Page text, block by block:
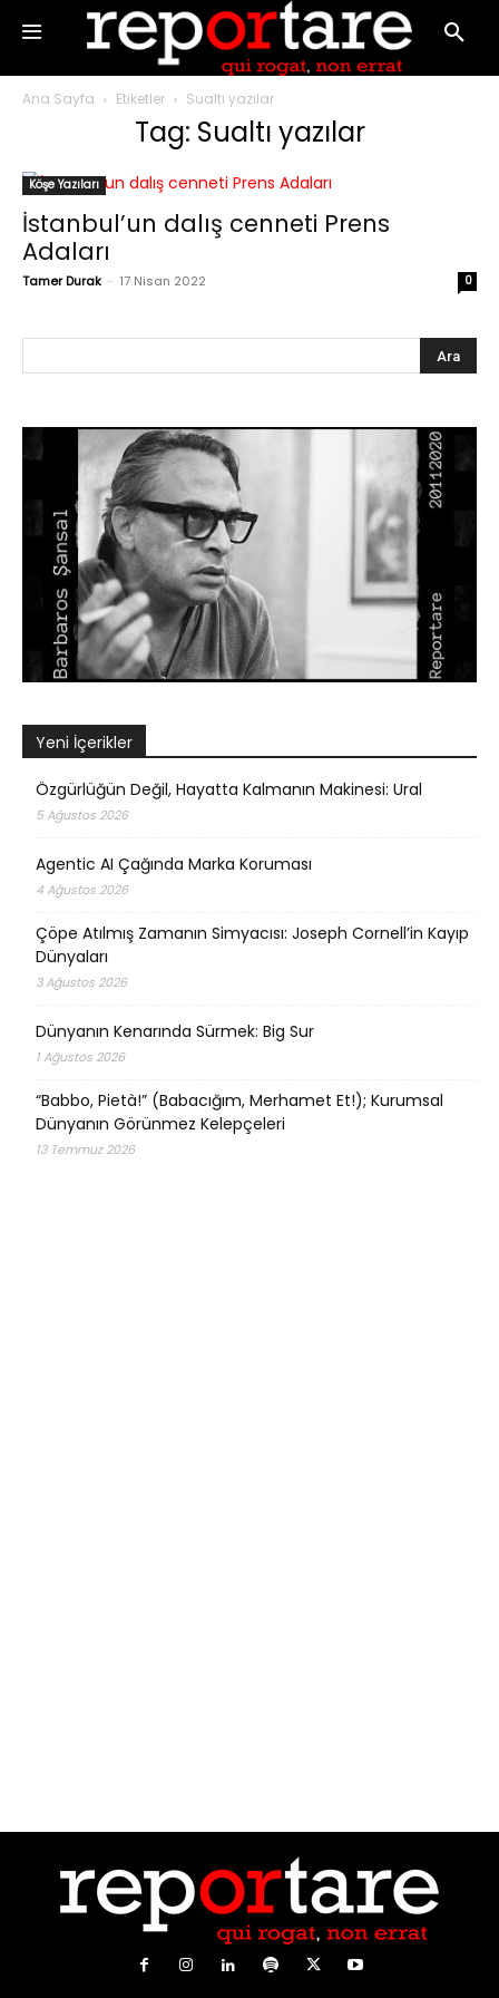
Ana Sayfa Etiketler Sualtı yazılar
Tag: Sualtı yazılar
Köşe Yazıları
İstanbul’un dalış cenneti Prens
Adaları
Tamer Durak - 17 Nisan 2022 0
Yeni İçerikler
Özgürlüğün Değil, Hayatta Kalmanın Makinesi: Ural
5 Ağustos 2026
Agentic AI Çağında Marka Koruması
4 Ağustos 2026
Çöpe Atılmış Zamanın Simyacısı: Joseph Cornell’in Kayıp
Dünyaları
3 Ağustos 2026
Dünyanın Kenarında Sürmek: Big Sur
1 Ağustos 2026
“Babbo, Pietà!” (Babacığım, Merhamet Et!); Kurumsal
Dünyanın Görünmez Kelepçeleri
13 Temmuz 2026